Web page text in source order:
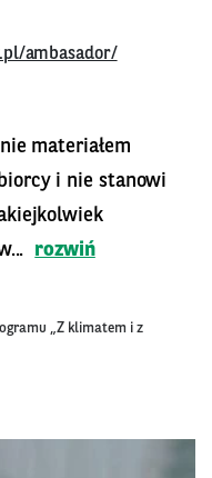
ambasador/
materiałem
i nie stanowi
rozwiń
„Z klimatem i z